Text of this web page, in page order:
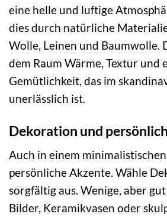
eine helle und luftige
dies durch natürliche
Wolle, Leinen und Baumwolle.
dem Raum Wärme, Textur und
Gemütlichkeit, das im
unerlässlich ist.
Dekoration und
Auch in einem
persönliche Akzente. Wähle
sorgfältig aus. Wenige, aber
Bilder, Keramikvasen oder